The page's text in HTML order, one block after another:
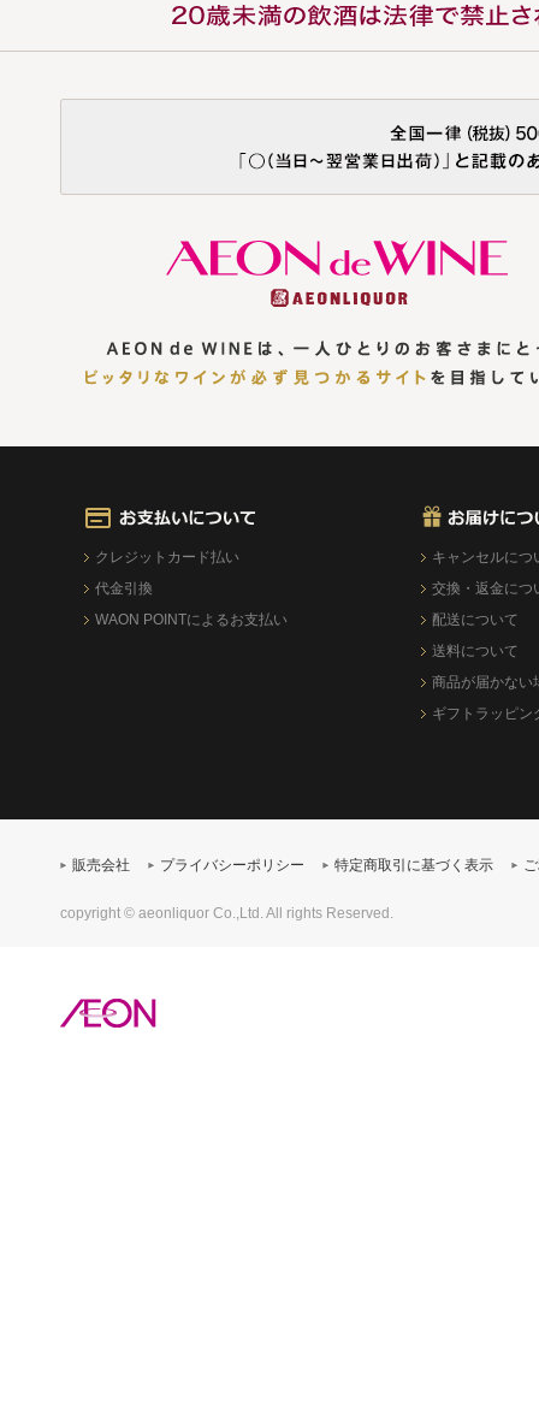
クレジットカード払い
代金引換
WAON POINTによるお支払い
キャンセルにつ
交換・返金につ
配送について
送料について
商品が届かない
ギフトラッピン
販売会社 プライバシーポリシー 特定商取引に基づく表示
copyright © aeonliquor Co.,Ltd. All rights Reserved.